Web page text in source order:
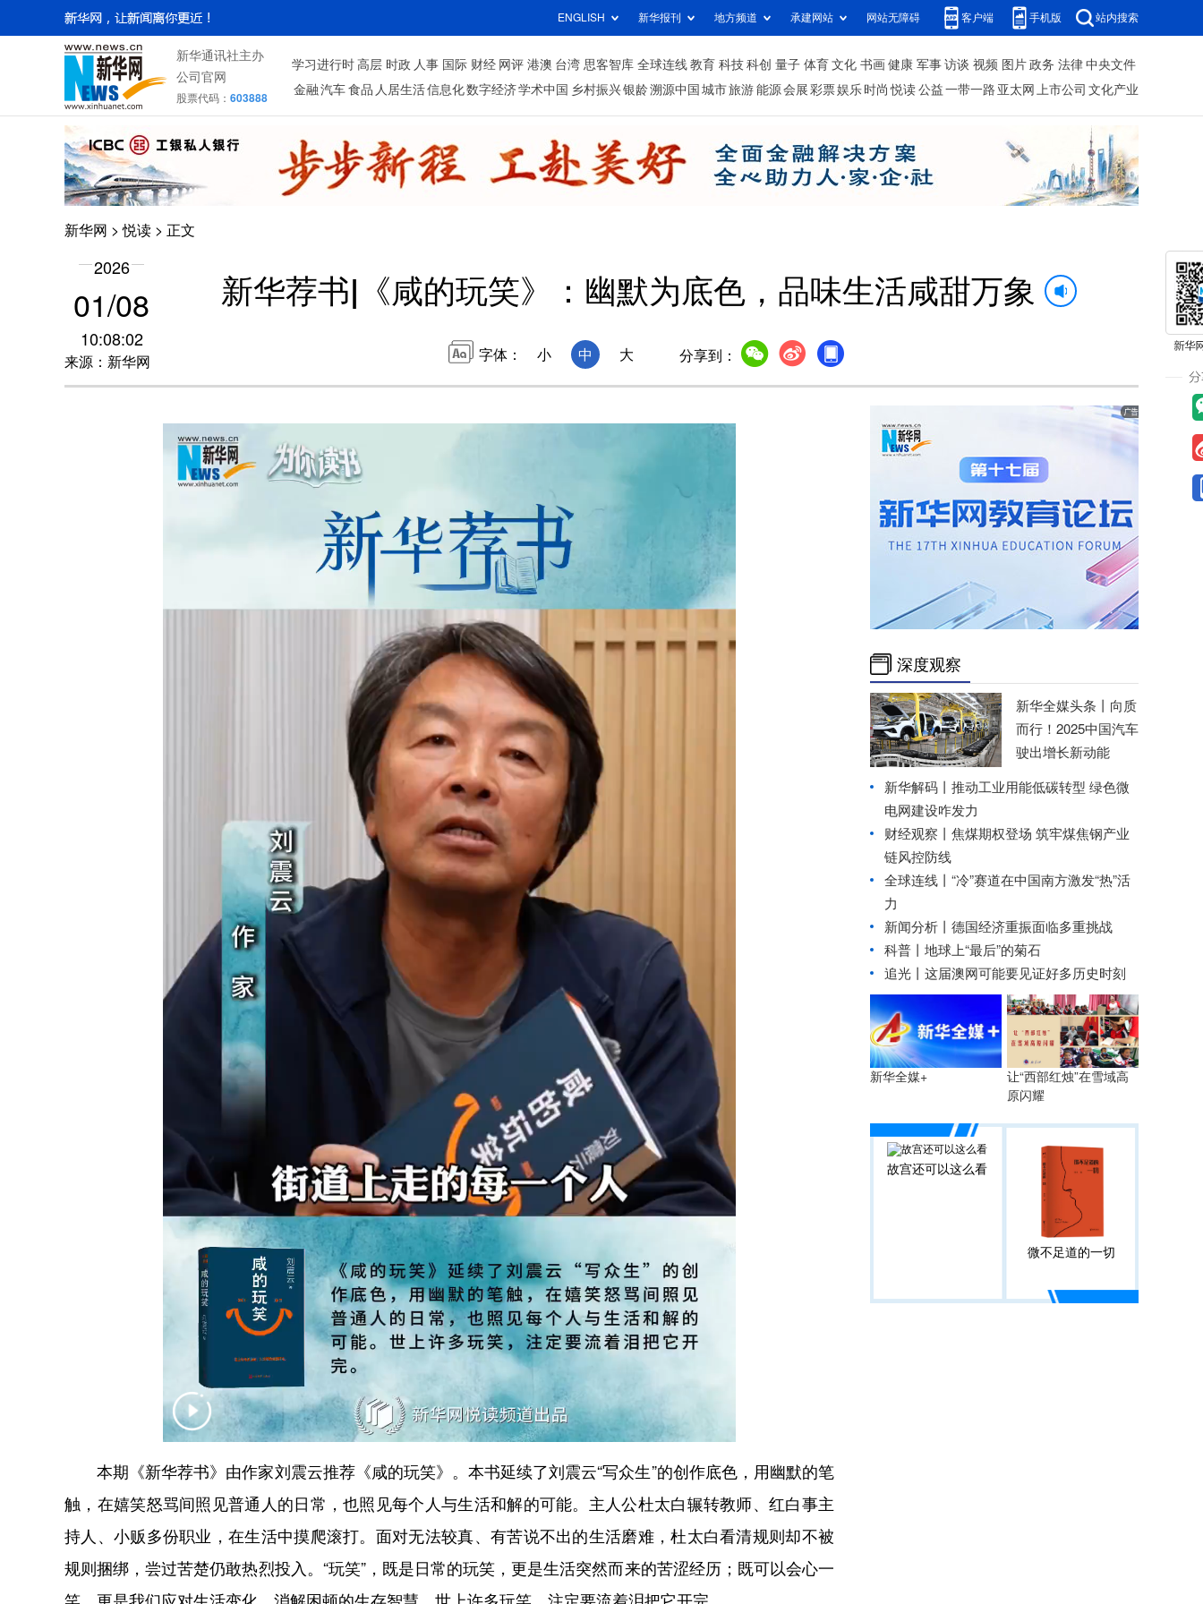
ENGLISH 新华报刊 地方频道 承建网站 网站无障碍 客户端 手机版 站内搜索
新华通讯社主办
公司官网
股票代码： 603888
学习进行时 高层 时政 人事 国际 财经 网评 港澳 台湾 思客智库 全球连线 教育 科技 科创 量子 体育 文化 书画 健康 军事 访谈 视频 图片 政务 法律 中央文件
金融 汽车 食品 人居生活信息化数字经济学术中国 乡村振兴银龄溯源中国 城市旅游 能源 会展 彩票娱乐 时尚 悦读 公益 一带一路 亚太网 上市公司 文化产业
新华网 >悦读 > 正文
2026
01/08
10:08:02
来源：新华网
新华荐书|《咸的玩笑》：幽默为底色，品味生活咸甜万象
字体： 小 中 大 分享到：
本期《新华荐书》由作家刘震云推荐《咸的玩笑》。本书延续了刘震云“写众生”的创作底色，用幽默的笔
触，在嬉笑怒骂间照见普通人的日常，也照见每个人与生活和解的可能。主人公杜太白辗转教师、红白事主
持人、小贩多份职业，在生活中摸爬滚打。面对无法较真、有苦说不出的生活磨难，杜太白看清规则却不被
规则捆绑，尝过苦楚仍敢热烈投入。“玩笑”，既是日常的玩笑，更是生活突然而来的苦涩经历；既可以会心一
笑，更是我们应对生活变化、消解困顿的生存智慧。世上许多玩笑，注定要流着泪把它开完。
深度观察
新华全媒头条丨 向质
而行！2025中国汽车
驶出增长新动能
新华解码丨推动工业用能低碳转型 绿色微
电网建设咋发力
财经观察丨 焦煤期权登场 筑牢煤焦钢产业
链风控防线
全球连线丨 “冷”赛道在中国南方激发“热”活
力
新闻分析丨德国经济重振面临多重挑战
科普丨地球上“最后”的菊石
追光丨 这届澳网可能要见证好多历史时刻
新华全媒+
让“西部红烛”在雪域高
原闪耀
故宫还可以这么看
微不足道的一切